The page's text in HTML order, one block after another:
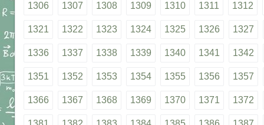
1306 1307 1308 1309 1310 1311 1312
1321 1322 1323 1324 1325 1326 1327
1336 1337 1338 1339 1340 1341 1342
1351 1352 1353 1354 1355 1356 1357
1366 1367 1368 1369 1370 1371 1372